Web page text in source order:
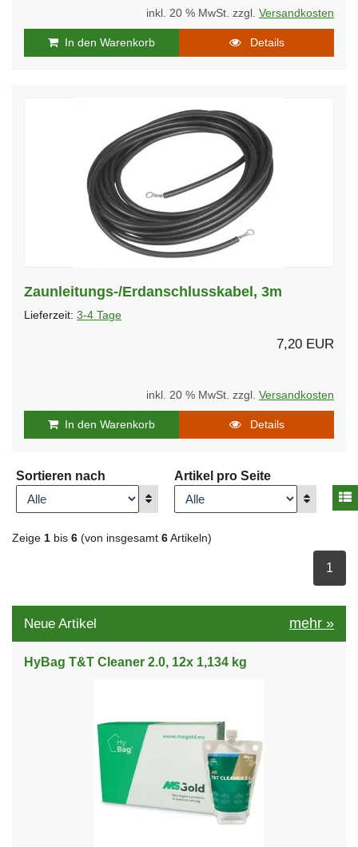
inkl. 20 % MwSt. zzgl. Versandkosten
In den Warenkorb Details
Zaunleitungs-/Erdanschlusskabel, 3m
Lieferzeit: 3-4 Tage
7,20 EUR
inkl. 20 % MwSt. zzgl. Versandkosten
In den Warenkorb Details
Sortieren nach
Anzeigen
Artikel pro Seite
Anzeigen
Zeige 1 bis 6 (von insgesamt 6 Artikeln)
1
Neue Artikel mehr »
HyBag T&T Cleaner 2.0, 12x 1,134 kg